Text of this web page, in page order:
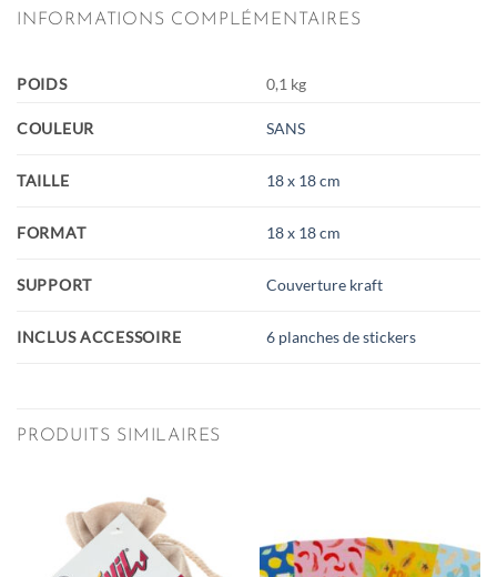
INFORMATIONS COMPLÉMENTAIRES
POIDS 0,1 kg
COULEUR SANS
TAILLE 18 x 18 cm
FORMAT 18 x 18 cm
SUPPORT Couverture kraft
INCLUS ACCESSOIRE 6 planches de stickers
PRODUITS SIMILAIRES